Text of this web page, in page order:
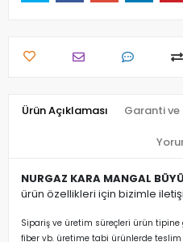
Ürün Açıklaması Garanti
NURGAZ KARA MANGAL
ürün özellikleri için bizimle
Sipariş ve üretim süreçleri ürün tipine
fiber vb. üretime tabi ürünlerde teslim